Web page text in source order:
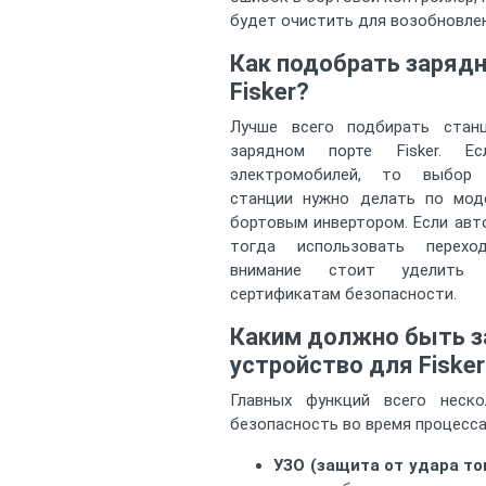
будет очистить для
Как подобрать
Fisker?
Лучше всего подбирать
зарядном порте Fisker.
электромобилей, то выбор
станции нужно делать по
бортовым инвертором. Если
тогда использовать
внимание стоит
сертификатам безопасности.
Каким должно быть
устройство для
Главных функций всего
безопасность во время
УЗО (защита от удара